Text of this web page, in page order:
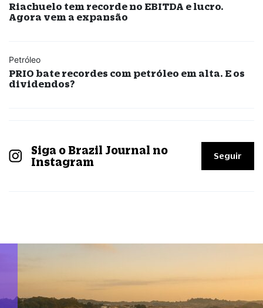
Riachuelo tem recorde no EBITDA e lucro.
Agora vem a expansão
Petróleo
PRIO bate recordes com petróleo em alta. E os
dividendos?
Siga o Brazil Journal no
Instagram
Seguir